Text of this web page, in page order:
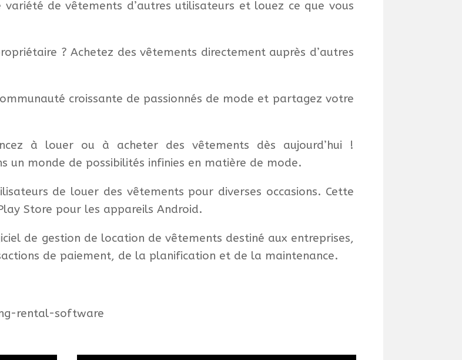
de vêtements d’autres utilisateurs et louez ce que vous
? Achetez des vêtements directement auprès d’autres
croissante de passionnés de mode et partagez votre
à louer ou à acheter des vêtements dès aujourd’hui !
un monde de possibilités infinies en matière de mode.
de louer des vêtements pour diverses occasions. Cette
Store pour les appareils Android.
de gestion de location de vêtements destiné aux entreprises,
de paiement, de la planification et de la maintenance.
rental-software